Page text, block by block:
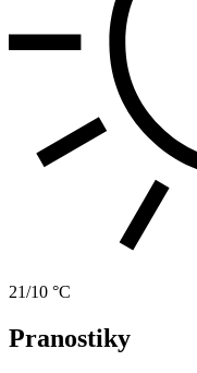
21/10 °C
Pranostiky